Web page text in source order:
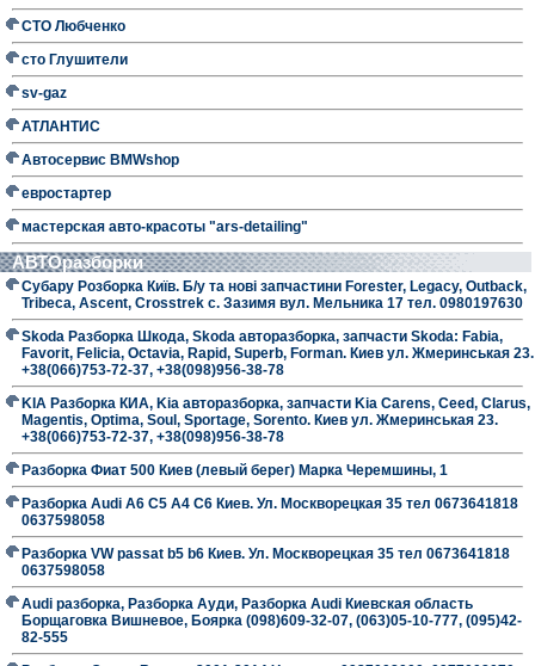
СТО Любченко
сто Глушители
sv-gaz
АТЛАНТИС
Автосервис BMWshop
евростартер
мастерская авто-красоты "ars-detailing"
АВТОразборки
Субару Розборка Київ. Б/у та нові запчастини Forester, Legacy, Outback,
Tribeca, Ascent, Crosstrek с. Зазимя вул. Мельника 17 тел. 0980197630
Skoda Разборка Шкода, Skoda авторазборка, запчасти Skoda: Fabia,
Favorit, Felicia, Octavia, Rapid, Superb, Forman. Киев ул. Жмеринськая 23.
+38(066)753-72-37, +38(098)956-38-78
KIA Разборка КИА, Kia авторазборка, запчасти Kia Carens, Ceed, Clarus,
Magentis, Optima, Soul, Sportage, Sorento. Киев ул. Жмеринськая 23.
+38(066)753-72-37, +38(098)956-38-78
Разборка Фиат 500 Киев (левый берег) Марка Черемшины, 1
Разборка Audi A6 C5 A4 C6 Киев. Ул. Москворецкая 35 тел 0673641818
0637598058
Разборка VW passat b5 b6 Киев. Ул. Москворецкая 35 тел 0673641818
0637598058
Audi разборка, Разборка Ауди, Разборка Audi Киевская область
Борщаговка Вишневое, Боярка (098)609-32-07, (063)05-10-777, (095)42-
82-555